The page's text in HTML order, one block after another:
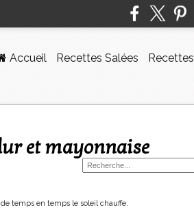
Accueil Recettes Salées
et mayonnaise
temps en temps le soleil chauffe.